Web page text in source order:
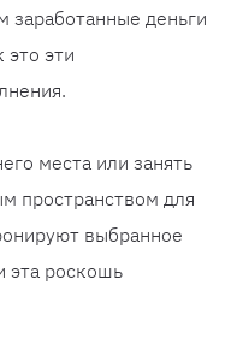
заработанные деньги
это эти
места или занять
пространством для
выбранное
эта роскошь